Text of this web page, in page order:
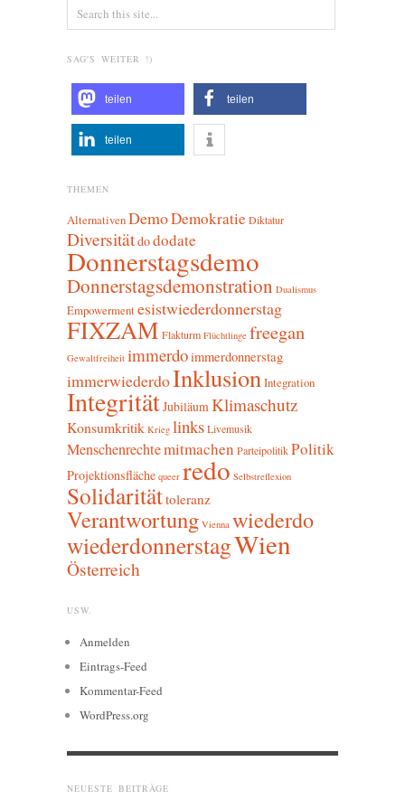
SAG'S WEITER !)
teilen teilen
teilen
THEMEN
AlternativenDemoDemokratie Diktatur
Diversitätdododate
Donnerstagsdemo
Donnerstagsdemonstration Dualismus
Empowermentesistwiederdonnerstag
FIXZAM Flakturm Flüchtlinge freegan
Gewaltfreiheit immerdoimmerdonnerstag
immerwiederdoInklusionIntegration
IntegritätJubiläumKlimaschutz
Konsumkritik Krieg linksLivemusik
Menschenrechtemitmachen ParteipolitikPolitik
Projektionsfläche queer redo Selbstreflexion
Solidaritättoleranz
Verantwortung Vienna wiederdo
wiederdonnerstagWien
Österreich
USW.
Anmelden
Eintrags-Feed
Kommentar-Feed
WordPress.org
NEUESTE BEITRÄGE